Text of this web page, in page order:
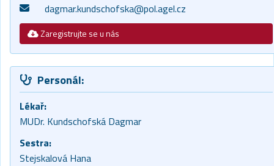
dagmar.kundschofska@pol.agel.cz
Zaregistrujte se u nás
Personál:
Lékař:
MUDr. Kundschofská Dagmar
Sestra:
Stejskalová Hana